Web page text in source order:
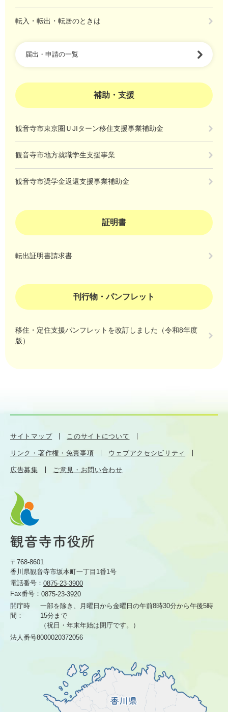
転入・転出・転居のときは
届出・申請の一覧
補助・支援
観音寺市東京圏ＵJIターン移住支援事業補助金
観音寺市地方就職学生支援事業
観音寺市奨学金返還支援事業補助金
証明書
転出証明書請求書
刊行物・パンフレット
移住・定住支援パンフレットを改訂しました（令和8年度
版）
サイトマップ このサイトについて
リンク・著作権・免責事項 ウェブアクセシビリティ
広告募集 ご意見・お問い合わせ
〒768-8601
香川県観音寺市坂本町一丁目1番1号
電話番号： 0875-23-3900
Fax番号： 0875-23-3920
開庁時
間：
一部を除き、月曜日から金曜日の午前8時30分から午後5時
15分まで
（祝日・年末年始は閉庁です。）
法人番号8000020372056